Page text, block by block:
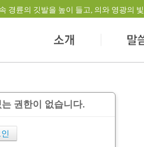
경륜의 깃발을 높이 들고, 의와 영광의
권한이 없습니다.